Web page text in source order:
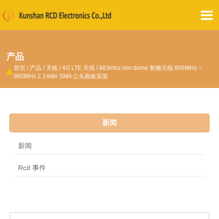

产品
 首页 / 产品 / 天线 /4G LTE 天线 /883mhz ism dome 射频天线 806MHz ~
960MHz 2.14dbi SMA 公头面板安装
新闻
新闻
Rcd 事件